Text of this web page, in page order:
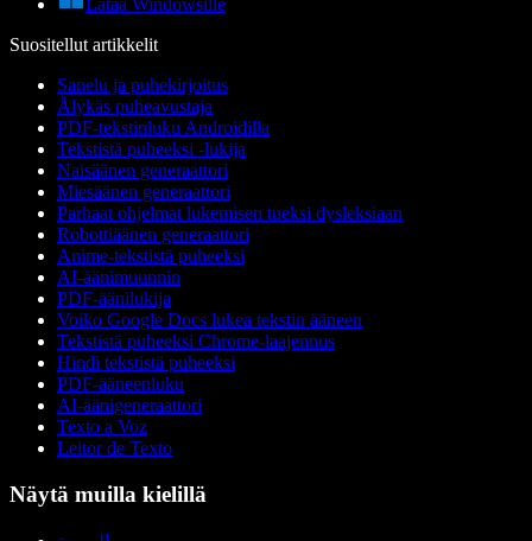
Lataa Windowsille
Suositellut artikkelit
Sanelu ja puhekirjoitus
Älykäs puheavustaja
PDF-tekstinluku Androidilla
Tekstistä puheeksi -lukija
Naisäänen generaattori
Miesäänen generaattori
Parhaat ohjelmat lukemisen tueksi dysleksiaan
Robottiäänen generaattori
Anime-tekstistä puheeksi
AI-äänimuunnin
PDF-äänilukija
Voiko Google Docs lukea tekstin ääneen
Tekstistä puheeksi Chrome-laajennus
Hindi tekstistä puheeksi
PDF-ääneenluku
AI-äänigeneraattori
Texto a Voz
Leitor de Texto
Näytä muilla kielillä